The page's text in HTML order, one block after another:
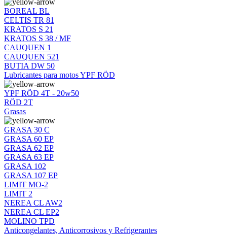
BOREAL BL
CELTIS TR 81
KRATOS S 21
KRATOS S 38 / MF
CAUQUEN 1
CAUQUEN 521
BUTIA DW 50
Lubricantes para motos YPF RÖD
YPF RÖD 4T - 20w50
RÖD 2T
Grasas
GRASA 30 C
GRASA 60 EP
GRASA 62 EP
GRASA 63 EP
GRASA 102
GRASA 107 EP
LIMIT MO-2
LIMIT 2
NEREA CL AW2
NEREA CL EP2
MOLINO TPD
Anticongelantes, Anticorrosivos y Refrigerantes